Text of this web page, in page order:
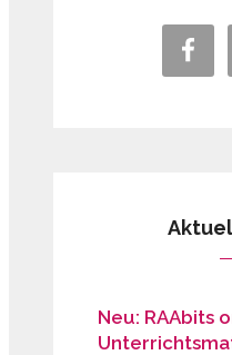
Neu: RAAbits